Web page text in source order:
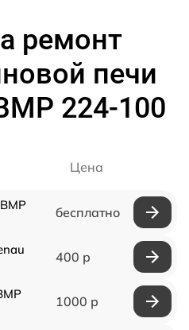
ремонт
печи
224-100
Цена
бесплатно
400 р
1000 р